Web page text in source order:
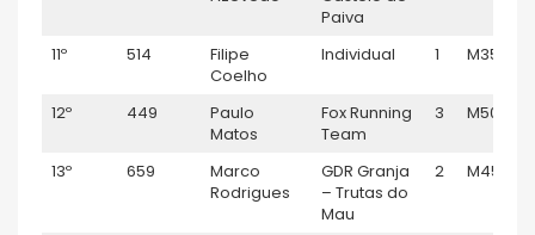
Paiva
11º 514
Filipe
Coelho
Individual 1 M35
12º 449
Paulo
Matos
Fox Running
Team
3 M50
13º 659
Marco
Rodrigues
GDR Granja
– Trutas do
Mau
2 M45